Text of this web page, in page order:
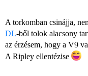
A torkomban csinájja,
DL-ből tolok alacsony
az érzésem, hogy a V9
A Ripley ellentézise